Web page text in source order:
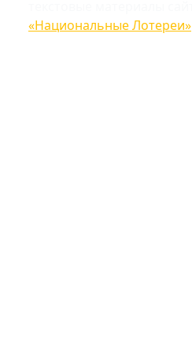
«Национальные Лотереи»